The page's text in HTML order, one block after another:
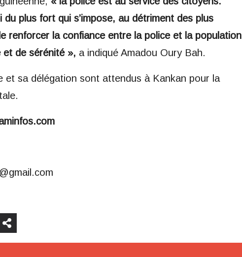
du plus fort qui s’impose, au détriment des plus
renforcer la confiance entre la police et la population
et de sérénité », a indiqué Amadou Oury Bah.
et sa délégation sont attendus à Kankan pour la